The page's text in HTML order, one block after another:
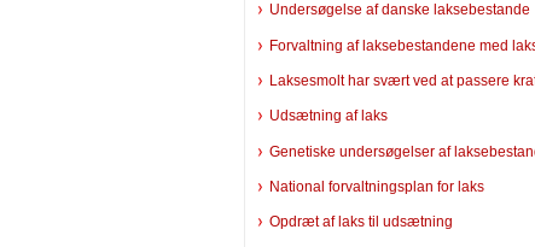
Undersøgelse af danske laksebestande
Forvaltning af laksebestandene med
Laksesmolt har svært ved at passere
Udsætning af laks
Genetiske undersøgelser af
National forvaltningsplan for laks
Opdræt af laks til udsætning